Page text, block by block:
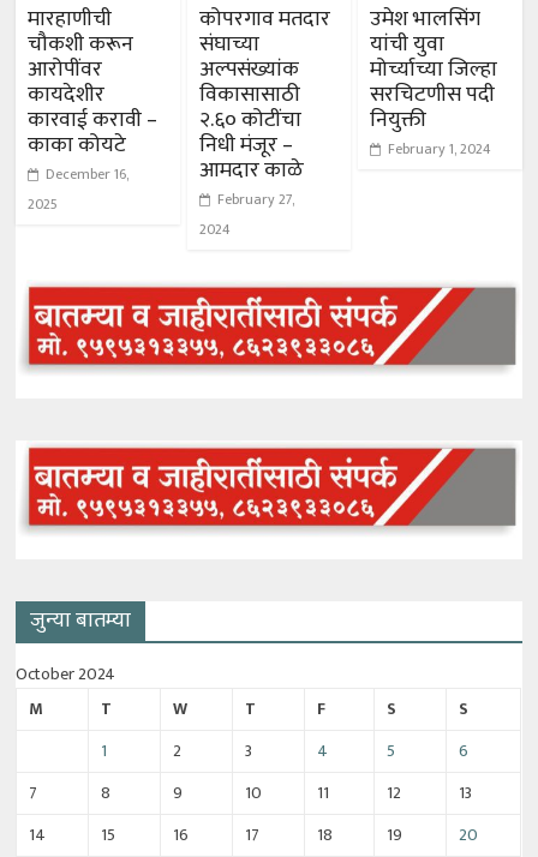
मारहाणीची
चौकशी करून
आरोपींवर
कायदेशीर
कारवाई करावी –
काका कोयटे
December 16,
2025
कोपरगाव मतदार
संघाच्या
अल्पसंख्यांक
विकासासाठी
२.६० कोटींचा
निधी मंजूर –
आमदार काळे
February 27,
2024
उमेश भालसिंग
यांची युवा
मोर्च्याच्या जिल्हा
सरचिटणीस पदी
नियुक्ती
February 1, 2024
जुन्या बातम्या
October 2024
M
T W T F S
S
1
2 3 4 5
6
7
8 9 10 11 12
13
14
15 16 17 18 19 20